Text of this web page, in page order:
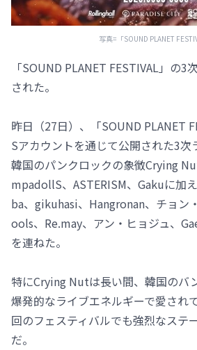
写真=「SOUND PLANET
「SOUND PLANET FESTIVAL」の3
された。
昨日（27日）、「SOUND PLANET
Sアカウントを通じて公開された3次
韓国のパンクロックの象徴Crying
mpadollS、ASTERISM、Gakuに加
ba、gikuhasi、Hangronan、チョン
ools、Re.may、アン・ヒョジュ、
を連ねた。
特にCrying Nutは長い間、韓国のバ
爆発的なライブエネルギーで愛され
回のフェスティバルでも強烈なステ
だ。